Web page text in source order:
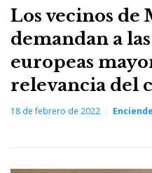
Los vecinos de
demandan a
europeas
relevancia del
18 de febrero de 2022